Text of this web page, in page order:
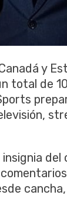
y
total de
del